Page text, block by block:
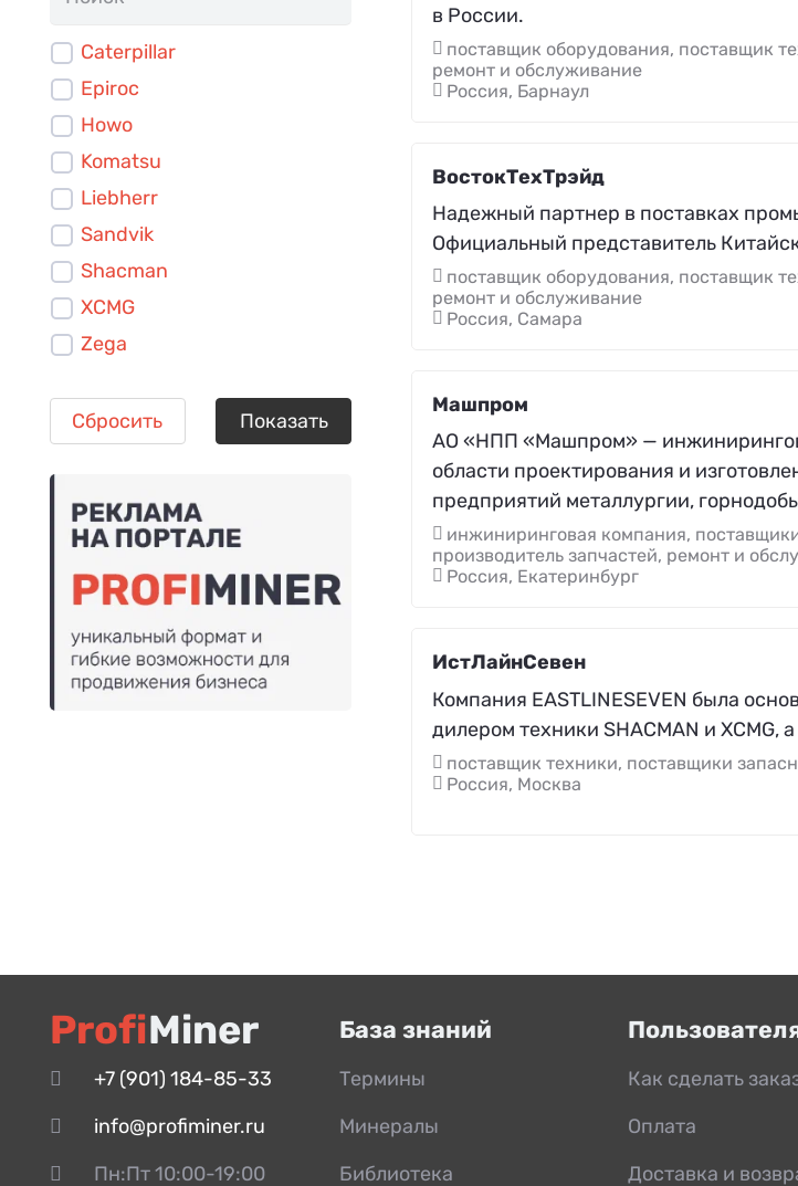
Caterpillar
Epiroc
Howo
Komatsu
Liebherr
Sandvik
Shacman
XCMG
Zega
Показать
Сбросить
в России.
поставщик оборудования, поставщик
ремонт и обслуживание
Россия, Барнаул
ВостокТехТрэйд
Надежный партнер в поставках
Официальный представитель
поставщик оборудования, поставщик
ремонт и обслуживание
Россия, Самара
Машпром
АО «НПП «Машпром» —
области проектирования и
предприятий металлургии,
инжиниринговая компания,
производитель запчастей, ремонт и
Россия, Екатеринбург
ИстЛайнСевен
Компания EASTLINESEVEN была
дилером техники SHACMAN и XCMG,
поставщик техники, поставщики
Россия, Москва
ProfiMiner
+7 (901) 184-85-33
info@profiminer.ru
Пн:Пт 10:00-19:00
База знаний
Термины
Минералы
Библиотека
Как сделать
Оплата
Доставка и